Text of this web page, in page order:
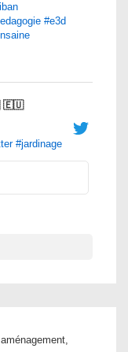
#e3d
🇪🇺
#jardinage